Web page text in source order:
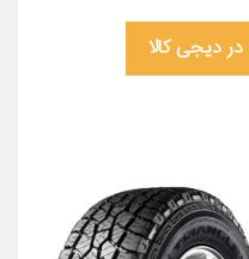
دیجی کالا